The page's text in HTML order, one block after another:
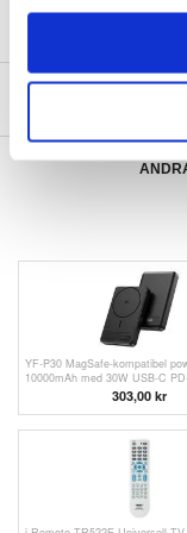
OnePlus Nord CE 5G Flipfodral
YF-P30 MagSafe-kompatibel
10000mAh med 30W USB-C
303,00 kr